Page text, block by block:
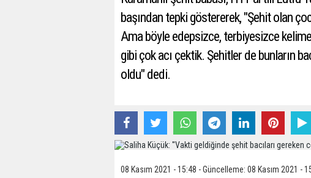
başından tepki göstererek, "Şehit olan
Ama böyle edepsizce, terbiyesizce
gibi çok acı çektik. Şehitler de bunların
oldu" dedi.
08 Kasım 2021 - 15:48 - Güncelleme: 08 Kasım 2021 -